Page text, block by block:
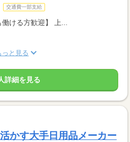
交通費一部支給
ける方歓迎】 上...
っと見る
詳細を見る
かす大手日用品メーカー